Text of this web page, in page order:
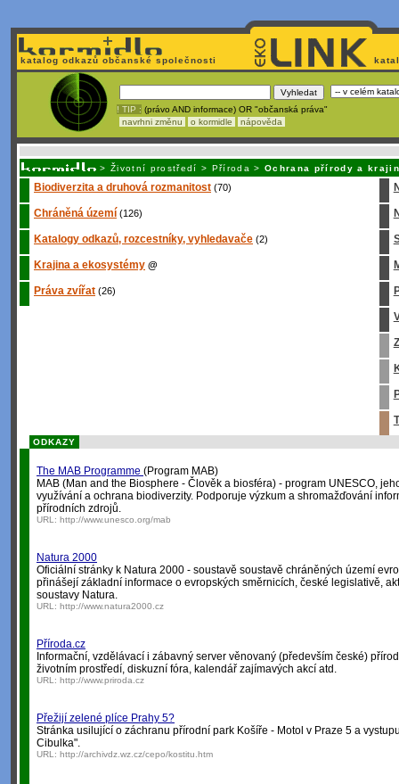
katalog odkazů občanské společnosti
! TIP : (právo AND informace) OR "občanská práva"
navrhni změnu
o kormidle nápověda
> Životní prostředí > Příroda >Ochrana přírody a
Biodiverzita a druhová rozmanitost (70)
Chráněná území (126)
Katalogy odkazů, rozcestníky, vyhledavače (2)
Krajina a ekosystémy @
Práva zvířat (26)
ODKAZY
The MAB Programme (Program MAB)
MAB (Man and the Biosphere - Člověk a biosféra) - program UNESCO,
využívání a ochrana biodiverzity. Podporuje výzkum a shromažďování
přírodních zdrojů.
URL: http://www.unesco.org/mab
Natura 2000
Oficiální stránky k Natura 2000 - soustavě soustavě chráněných území
přinášejí základní informace o evropských směrnicích, české legislativě,
soustavy Natura.
URL: http://www.natura2000.cz
Příroda.cz
Informační, vzdělávací i zábavný server věnovaný (především české)
životním prostředí, diskuzní fóra, kalendář zajímavých akcí atd.
URL: http://www.priroda.cz
Přežijí zelené plíce Prahy 5?
Stránka usilující o záchranu přírodní park Košíře - Motol v Praze 5 a
Cibulka".
URL: http://archivdz.wz.cz/cepo/kostitu.htm